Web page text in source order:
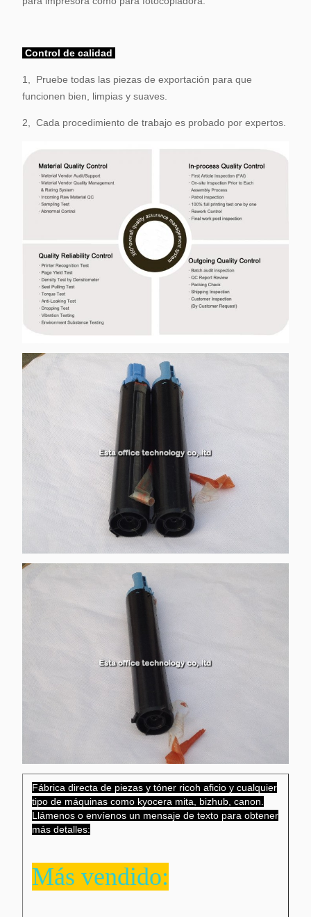
Control de calidad
1, Pruebe todas las piezas de exportación para que
funcionen bien, limpias y suaves.
2, Cada procedimiento de trabajo es probado por expertos.
Fábrica directa de piezas y tóner ricoh aficio y cualquier
tipo de máquinas como kyocera mita, bizhub, canon.
Llámenos o envíenos un mensaje de texto para obtener
más detalles:
Más vendido: